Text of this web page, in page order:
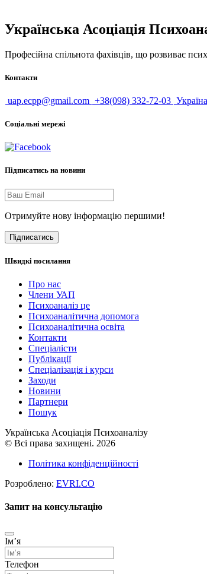
Українська Асоціація
Професійна спільнота фахівців, що розвиває
Контакти
uap.ecpp@gmail.com +38(098) 332-72-03
Соціальні мережі
Підписатись на новини
Отримуйте нову інформацію першими!
Підписатись
Швидкі посилання
Про нас
Члени УАП
Психоаналіз це
Психоаналітична допомога
Психоаналітична освіта
Контакти
Спеціалісти
Публікації
Cпеціалізація і курси
Заходи
Новини
Партнери
Пошук
Українська Асоціація Психоаналізу
© Всі права захищені. 2026
Політика конфіденційності
Розроблено: EVRI.CO
Запит на консультацію
Імʼя
Телефон